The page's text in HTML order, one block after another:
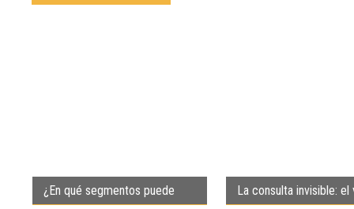
¿En qué segmentos puede
La consulta invisible: el